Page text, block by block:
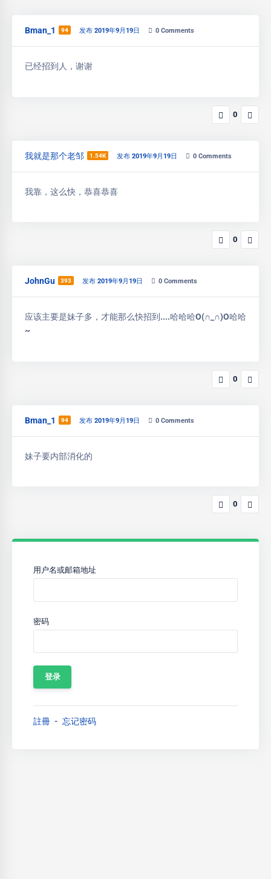
Bman_1 94 发布 2019年9月19日 0 Comments
已经招到人，谢谢
0
我就是那个老邹 1.54K 发布 2019年9月19日 0 Comments
我靠，这么快，恭喜恭喜
0
JohnGu 393 发布 2019年9月19日 0 Comments
应该主要是妹子多，才能那么快招到....哈哈哈O(∩_∩)O哈哈
~
0
Bman_1 94 发布 2019年9月19日 0 Comments
妹子要内部消化的
0
用户名或邮箱地址
密码
註冊 忘记密码